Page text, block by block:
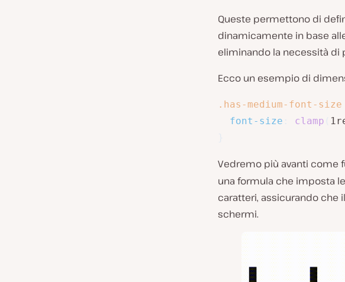
Queste permettono di
dinamicamente in base
eliminando la necessità di
Ecco un esempio di
.has-medium-font-size
font-size
clamp
Vedremo più avanti come
una formula che imposta
caratteri, assicurando che
schermi.